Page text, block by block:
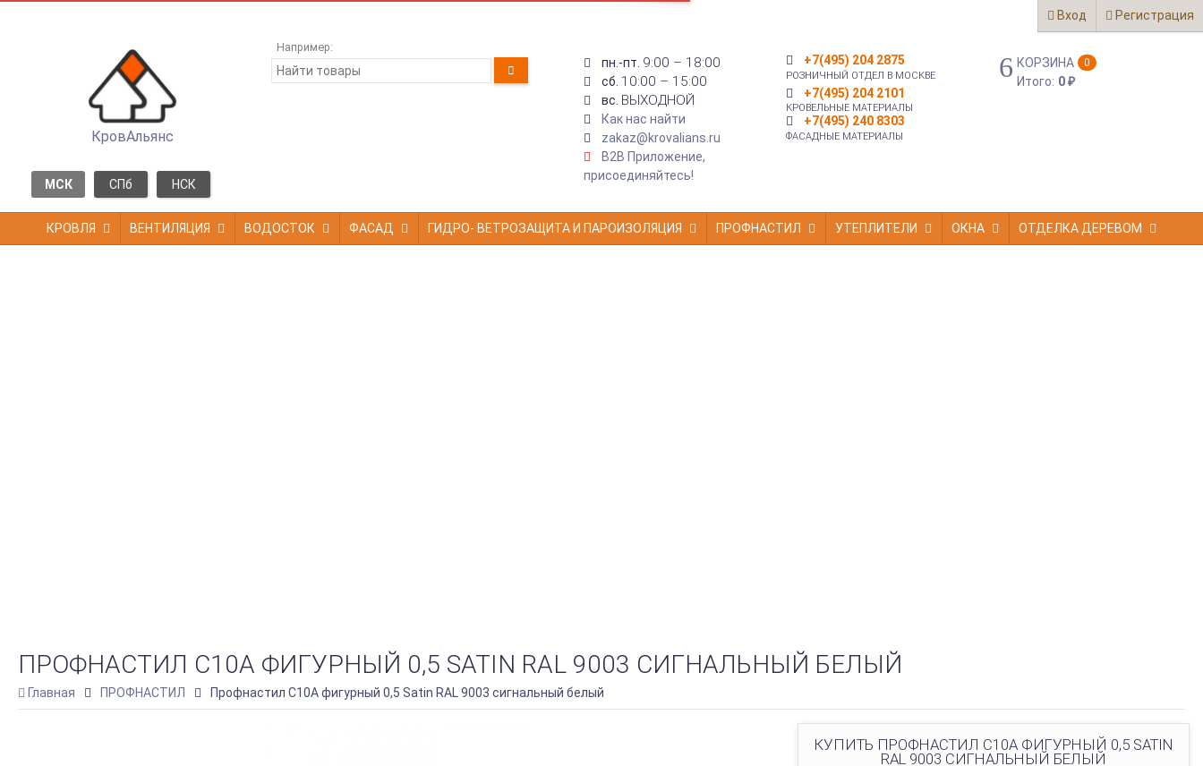
Вход Регистрация
КровАльянс
МСК СПб НСК
Например:
пн.-пт. 9:00 – 18:00
сб. 10:00 – 15:00
вс. ВЫХОДНОЙ
Как нас найти
zakaz@krovalians.ru
B2B Приложение,
присоединяйтесь!
+7(495) 204 2875
РОЗНИЧНЫЙ ОТДЕЛ В МОСКВЕ
+7(495) 204 2101
КРОВЕЛЬНЫЕ МАТЕРИАЛЫ
+7(495) 240 8303
ФАСАДНЫЕ МАТЕРИАЛЫ
КОРЗИНА 0
Итого: 0₽
КРОВЛЯ ВЕНТИЛЯЦИЯ ВОДОСТОК ФАСАД ГИДРО- ВЕТРОЗАЩИТА И ПАРОИЗОЛЯЦИЯ ПРОФНАСТИЛ УТЕПЛИТЕЛИ ОКНА ОТДЕЛКА ДЕРЕВОМ
ПРОФНАСТИЛ C10A ФИГУРНЫЙ 0,5 SATIN RAL 9003 СИГНАЛЬНЫЙ БЕЛЫЙ
Главная ПРОФНАСТИЛ Профнастил C10A фигурный 0,5 Satin RAL 9003 сигнальный белый
КУПИТЬ ПРОФНАСТИЛ C10A ФИГУРНЫЙ 0,5 SATIN
RAL 9003 СИГНАЛЬНЫЙ БЕЛЫЙ